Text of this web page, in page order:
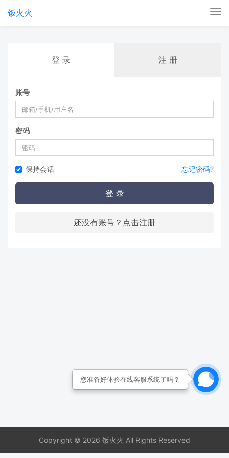
饭火火
登 录 注 册
账号
密码
保持会话 忘记密码?
登 录
还没有账号？点击注册
Copyright © 2026 饭火火 All Rights Reserved
您准备好体验在线客服系统了吗？